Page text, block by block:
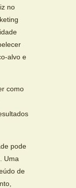
no
alvo e
como
pode
Uma
de